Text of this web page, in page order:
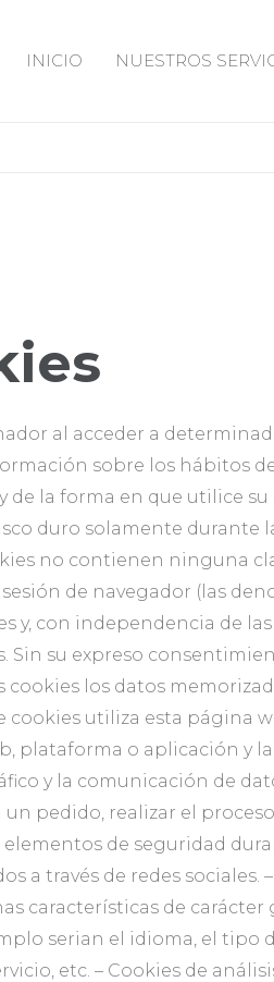
INICIO NUESTROS
al acceder a
sobre los hábitos
la forma en que utilice su
duro solamente durante
no contienen ninguna
de navegador (las
y, con independencia de
su expreso
cookies los datos
utiliza esta página
plataforma o aplicación y
y la comunicación de
pedido, realizar el
de seguridad
a través de redes sociales.
características de
serian el idioma, el tipo
etc. – Cookies de